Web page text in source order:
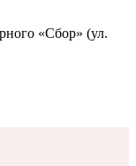
«Сбор» (ул.